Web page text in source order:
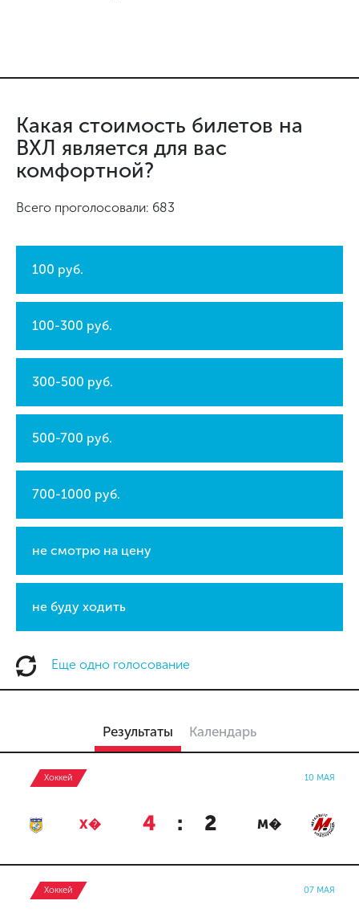
Какая стоимость билетов на
ВХЛ является для вас
комфортной?
Всего проголосовали: 683
100 руб.
100-300 руб.
300-500 руб.
500-700 руб.
700-1000 руб.
не смотрю на цену
не буду ходить
Еще одно голосование
Результаты Календарь
Хоккей 10 МАЯ
Х� 4 : 2 М�
Хоккей 07 МАЯ